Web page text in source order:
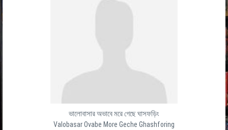
ভালোবাসার অভাবে মরে গেছে ঘাসফড়িং
Valobasar Ovabe More Geche Ghashforing